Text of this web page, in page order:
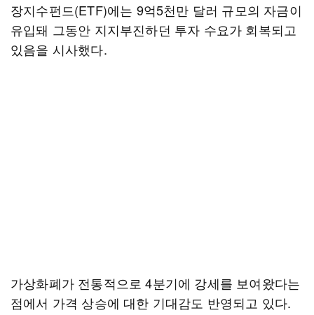
장지수펀드(ETF)에는 9억5천만 달러 규모의 자금이
유입돼 그동안 지지부진하던 투자 수요가 회복되고
있음을 시사했다.
가상화폐가 전통적으로 4분기에 강세를 보여왔다는
점에서 가격 상승에 대한 기대감도 반영되고 있다.